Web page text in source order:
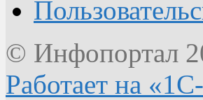
© Инфопортал
Работает на